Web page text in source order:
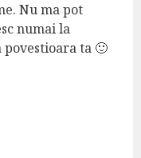
Nu ma pot
numai la
ta 🙂